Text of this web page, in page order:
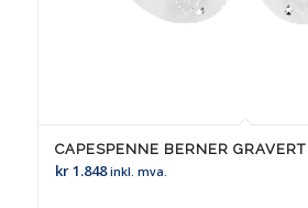
CAPESPENNE BERNER GRAVERT
kr1.848 inkl. mva.